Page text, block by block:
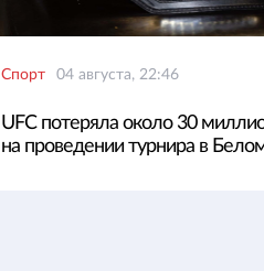
Спорт 04 августа, 22:46
UFC потеряла около 30
на проведении турнира в